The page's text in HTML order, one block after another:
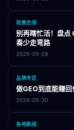
政策合规
别再瞎忙活！盘点
奏少走弯路
2026-05-28
品牌专区
做GEO到底能赚
2026-05-30
各地新闻